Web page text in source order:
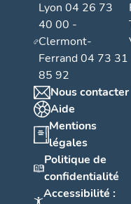
Lyon 04 26 73
40 00 -
Clermont-
Ferrand 04 73 31
85 92
Nous contacter
Aide
Mentions
légales
Politique de
confidentialité
Accessibilité :